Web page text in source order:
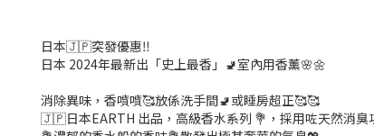
日本🇯🇵突發優惠‼
日本 2024年最新出「史上最香」🚽室內用香薰🌸🌼
消除異味，香噴噴🥰放係洗手間🚽或睡房超正🥰🥰
🇯🇵日本EARTH 出品，高級香水系列 💐，採用咗天然消臭